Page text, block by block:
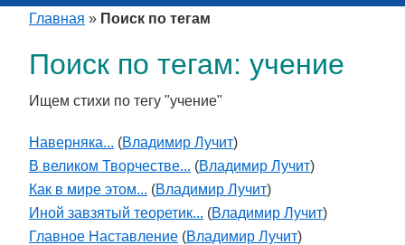
Главная » Поиск по тегам
Поиск по тегам: учение
Ищем стихи по тегу "учение"
Наверняка... (Владимир Лучит)
В великом Творчестве... (Владимир Лучит)
Как в мире этом... (Владимир Лучит)
Иной завзятый теоретик... (Владимир Лучит)
Главное Наставление (Владимир Лучит)